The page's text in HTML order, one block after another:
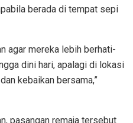
berada di tempat sepi
agar mereka lebih berhati-
dini hari, apalagi di lokasi
kebaikan bersama,”
pasangan remaja tersebut